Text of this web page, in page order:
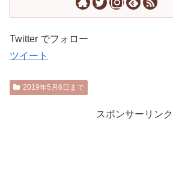
Twitter でフォロー
ツイート
2019年5月6日まで
スポンサーリンク